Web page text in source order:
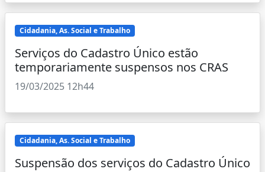
Cidadania, As. Social e Trabalho
Serviços do Cadastro Único estão
temporariamente suspensos nos CRAS
19/03/2025 12h44
Cidadania, As. Social e Trabalho
Suspensão dos serviços do Cadastro Único